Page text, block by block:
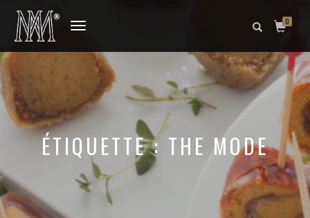
DÉPLIER
NAVIGATION
0
ÉTIQUETTE : THE MODE